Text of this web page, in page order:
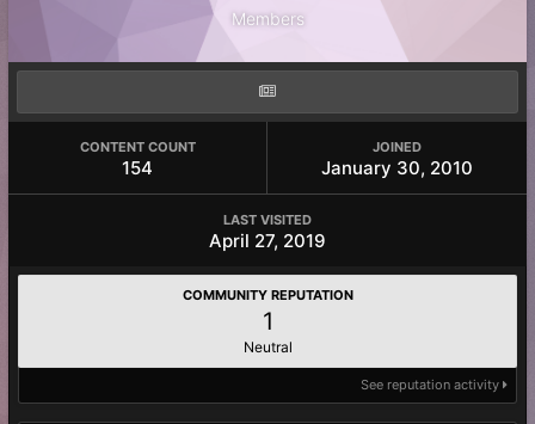
Members
CONTENT COUNT
154
JOINED
January 30, 2010
LAST VISITED
April 27, 2019
COMMUNITY REPUTATION
1
Neutral
See reputation activity